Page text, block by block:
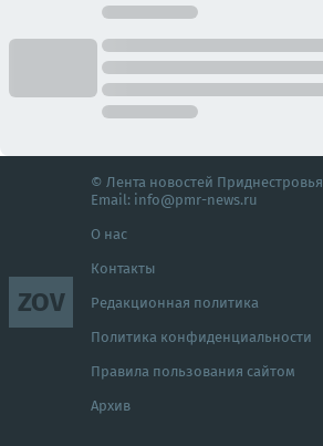
ZOV
© Лента новостей Приднестровья
Email: info@pmr-news.ru
О нас
Контакты
Редакционная политика
Политика конфиденциальности
Правила пользования сайтом
Архив